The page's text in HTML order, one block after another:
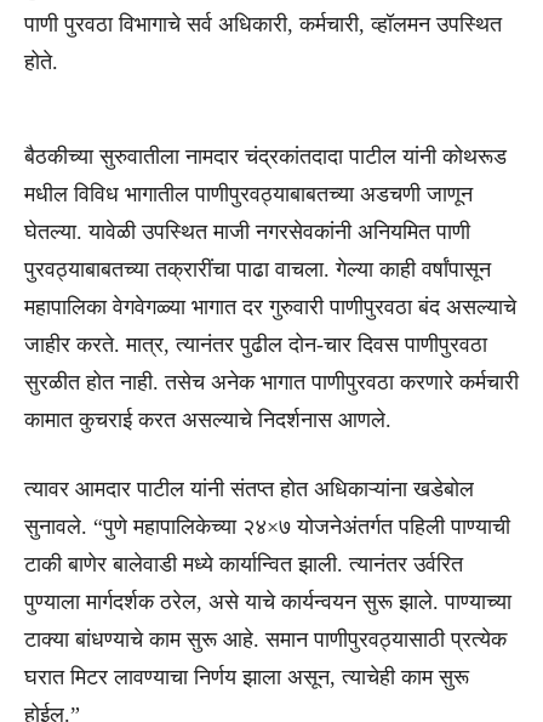
पाणी पुरवठा विभागाचे सर्व‌ अधिकारी, कर्मचारी, व्हॉलमन उपस्थित
होते.
बैठकीच्या सुरुवातीला नामदार चंद्रकांतदादा पाटील यांनी कोथरूड
मधील विविध भागातील पाणीपुरवठ्याबाबतच्या अडचणी जाणून
घेतल्या. यावेळी उपस्थित माजी नगरसेवकांनी अनियमित पाणी
पुरवठ्याबाबतच्या तक्रारींचा पाढा वाचला. गेल्या काही वर्षांपासून
महापालिका वेगवेगळ्या भागात दर गुरुवारी पाणीपुरवठा बंद असल्याचे
जाहीर करते. मात्र, त्यानंतर पुढील दोन-चार दिवस पाणीपुरवठा
सुरळीत होत नाही. तसेच अनेक भागात पाणीपुरवठा करणारे कर्मचारी
कामात कुचराई करत असल्याचे निदर्शनास आणले.
त्यावर आमदार पाटील यांनी संतप्त होत अधिकाऱ्यांना खडेबोल
सुनावले. “पुणे महापालिकेच्या २४×७ योजनेअंतर्गत पहिली पाण्याची
टाकी बाणेर बालेवाडी मध्ये कार्यान्वित झाली. त्यानंतर उर्वरित
पुण्याला मार्गदर्शक ठरेल, असे याचे कार्यन्वयन सुरू झाले. पाण्याच्या
टाक्या बांधण्याचे काम सुरू आहे. समान पाणीपुरवठ्यासाठी प्रत्येक
घरात मिटर लावण्याचा निर्णय झाला असून, त्याचेही काम सुरू
होईल.”